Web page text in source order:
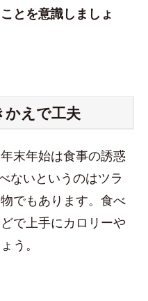
とを意識しましょ
かえで工夫
末年始は食事の誘惑
ないというのはツラ
でもあります。食べ
で上手にカロリーや
う。